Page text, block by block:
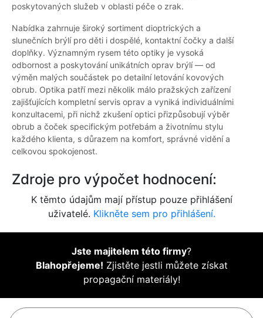
poskytovaných služeb v oblasti péče o zrak.
Nabídka zahrnuje široký sortiment dioptrických a
slunečních brýlí pro děti i dospělé, kontaktní čočky a další
doplňky. Významným rysem této optiky je vysoká
odbornost a poskytování unikátních oprav brýlí — od
výměn malých součástek po detailní letování kovových
obrub. Optika patří mezi několik málo pražských zařízení
zajišťujících kompletní servis oprav a vyniká individuálními
konzultacemi, při nichž zkušení optici přizpůsobují výběr
obrub a čoček specifickým potřebám a životnímu stylu
každého klienta, s důrazem na komfort, správné vidění a
celkovou spokojenost.
Zdroje pro výpočet hodnocení:
K těmto údajům mají přístup pouze přihlášení
uživatelé. Klikněte sem pro přihlášení.
Jste majitelem této firmy?
Blahopřejeme! Zjistěte jestli můžete získat
propagační materiály!